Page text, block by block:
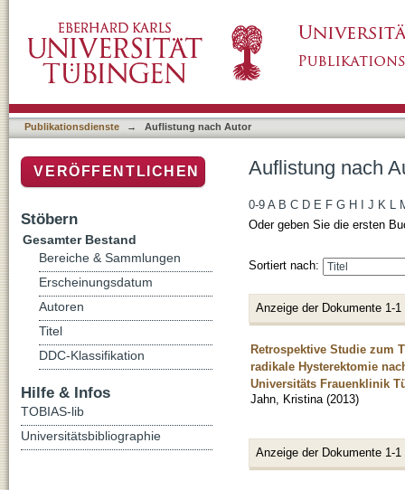
Publikationsdienste → Auflistung nach Autor
Auflistung nach
0-9 A B C D E F G H J K L
Oder geben Sie die ersten
Sortiert nach:
Anzeige der Dokumente 1-1
Retrospektive Studie zum
radikale Hysterektomie
Universitäts Frauenklinik
Jahn, Kristina (2013)
Anzeige der Dokumente 1-1
VERÖFFENTLICHEN
Stöbern
Gesamter Bestand
Bereiche & Sammlungen
Erscheinungsdatum
Autoren
Titel
DDC-Klassifikation
Hilfe & Infos
TOBIAS-lib
Universitätsbibliographie